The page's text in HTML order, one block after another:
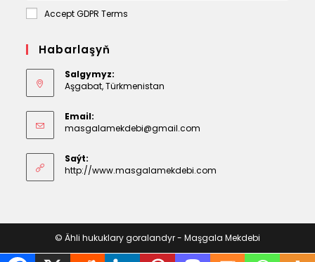
Accept GDPR Terms
Habarlaşyň
Salgymyz:
Aşgabat, Türkmenistan
Email:
masgalamekdebi@gmail.com
application
Saýt:
http://www.masgalamekdebi.com
© Ähli hukuklary goralandyr - Maşgala Mekdebi